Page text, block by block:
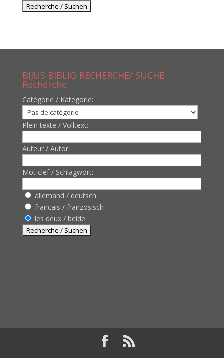
BIJUS BIBLIO RECHERCHE/ SUCHE
Recherche
Catègorie / Kategorie:
Plein texte / Volltext:
Auteur / Autor:
Mot clef / Schlagwort:
allemand / deutsch
francais / französisch
les deux / beide